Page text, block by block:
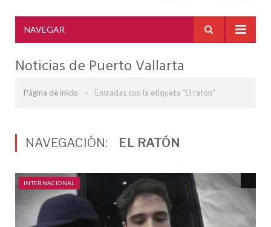
NAVEGAR
Noticias de Puerto Vallarta
Página de inicio » Entradas con la etiqueta "El ratón"
NAVEGACIÓN: EL RATÓN
INTERNACIONAL